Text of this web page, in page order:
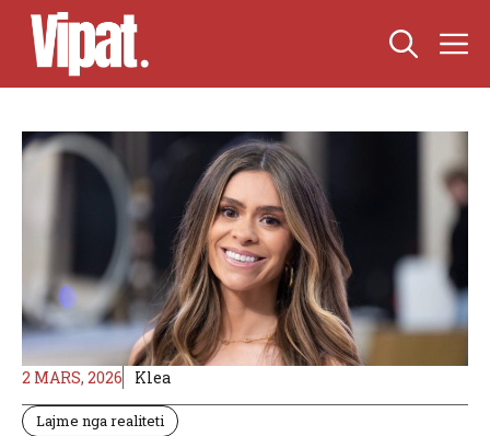
Skip
content
2 MARS, 2026 Klea
Lajme nga realiteti